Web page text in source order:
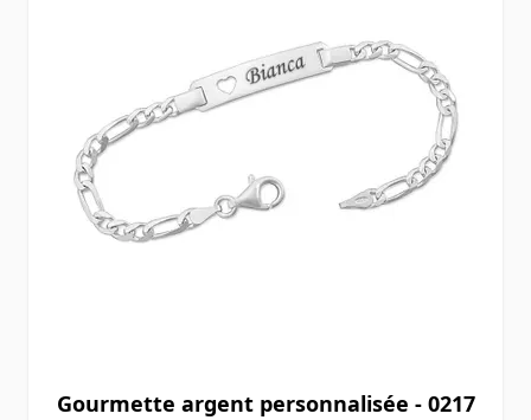
Gourmette argent personnalisée - 0217